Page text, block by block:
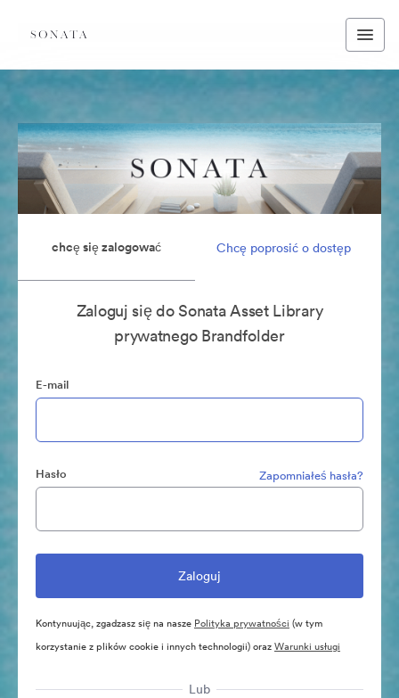
chcę się zalogować Chcę poprosić o dostęp
Zaloguj się do Sonata Asset Library
prywatnego Brandfolder
E-mail
Hasło Zapomniałeś hasła?
Kontynuując, zgadzasz się na nasze Polityka prywatności (w tym
korzystanie z plików cookie i innych technologii) orazWarunki usługi
Lub